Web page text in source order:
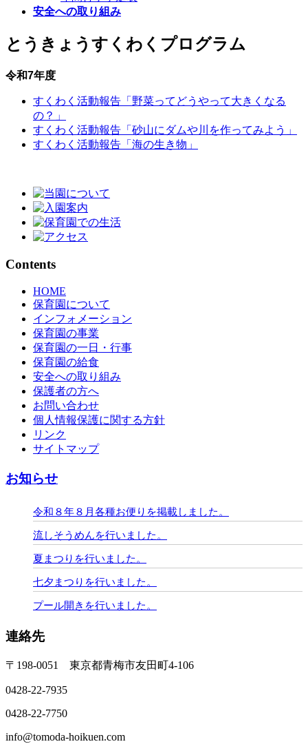
安全への取り組み
とうきょうすくわくプログラム
令和7年度
すくわく活動報告「野菜ってどうやって大きくなる
の？」
すくわく活動報告「砂山にダムや川を作ってみよう」
すくわく活動報告「海の生き物」
Contents
HOME
保育園について
インフォメーション
保育園の事業
保育園の一日・行事
保育園の給食
安全への取り組み
保護者の方へ
お問い合わせ
個人情報保護に関する方針
リンク
サイトマップ
お知らせ
令和８年８月各種お便りを掲載しました。
流しそうめんを行いました。
夏まつりを行いました。
七夕まつりを行いました。
プール開きを行いました。
連絡先
〒198-0051 東京都青梅市友田町4-106
0428-22-7935
0428-22-7750
info@tomoda-hoikuen.com